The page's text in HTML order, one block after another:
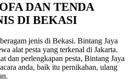
DAN TENDA
DI BEKASI
jenis di Bekasi. Bintang Jaya
alat pesta yang terkenal di Jakarta.
dan perlengkapan pesta, Bintang Jaya
anda, baik itu pernikahan, ulang